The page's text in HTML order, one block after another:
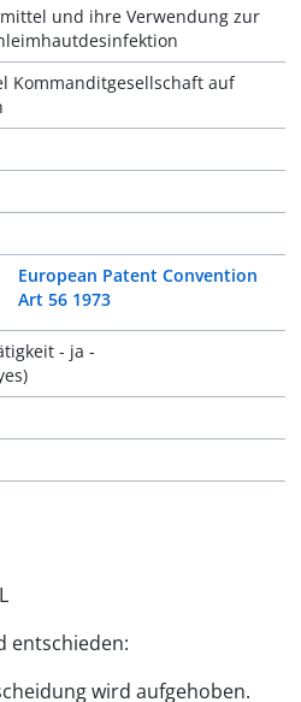
und ihre Verwendung zur
Kommanditgesellschaft auf
European Patent Convention
Art 56 1973
- ja -
entschieden:
wird aufgehoben.